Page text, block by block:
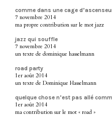
comme dans une cage
7 novembre 2014
ma propre contribution sur le mot jazz
jazz qui souffle
7 novembre 2014
un texte de dominique hasselmann
road party
1er août 2014
un texte de Dominique Hasselmann
quelque chose n’est pas allé
1er août 2014
ma contribution sur le mot « road »